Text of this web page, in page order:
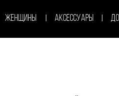
АКСЕССУАРЫ ДОМ
АКСЕССУАРЫ ДОМ